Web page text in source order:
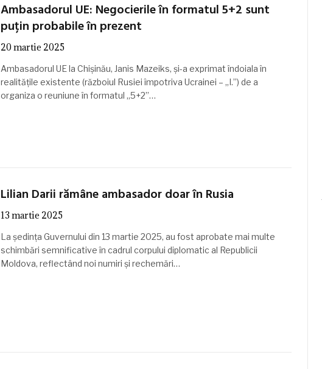
Ambasadorul UE: Negocierile în formatul 5+2 sunt
puțin probabile în prezent
20 martie 2025
Ambasadorul UE la Chișinău, Janis Mazeiks, și-a exprimat îndoiala în
realitățile existente (războiul Rusiei împotriva Ucrainei – „I.”) de a
organiza o reuniune în formatul „5+2”…
Lilian Darii rămâne ambasador doar în Rusia
13 martie 2025
La ședința Guvernului din 13 martie 2025, au fost aprobate mai multe
schimbări semnificative în cadrul corpului diplomatic al Republicii
Moldova, reflectând noi numiri și rechemări…